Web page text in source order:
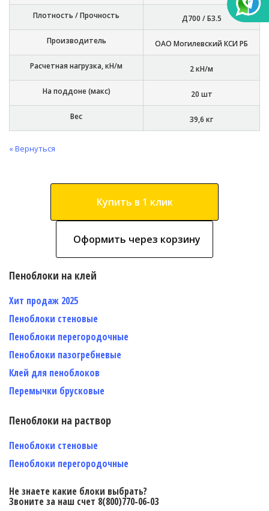
Плотность / Прочность Д700 / Б3.5
Производитель ОАО Могилевский КСИ РБ
Расчетная нагрузка, кН/м 2 кН/м
На поддоне (макс) 20 шт
Вес 39,6 кг
« Вернуться
Купить в 1 клик
Оформить через корзину
Пеноблоки на клей
Хит продаж 2025
Пеноблоки стеновые
Пеноблоки перегородочные
Пеноблоки пазогребневые
Клей для пеноблоков
Перемычки брусковые
Пеноблоки на раствор
Пеноблоки стеновые
Пеноблоки перегородочные
Не знаете какие блоки выбрать?
Звоните за наш счет 8(800)770-06-03